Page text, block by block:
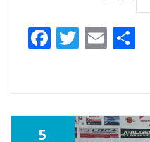
Facebook
Twitter
Email
5